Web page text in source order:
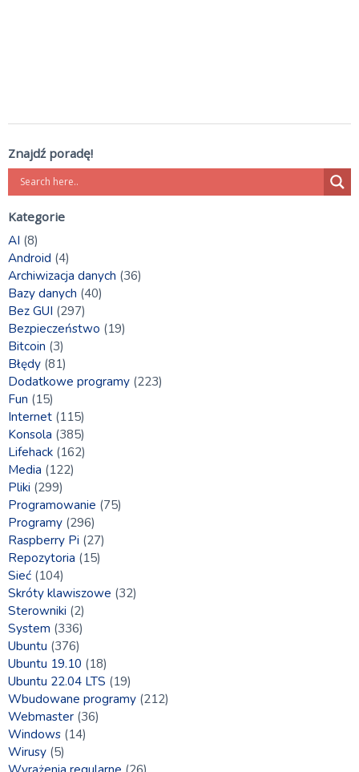
Znajdź poradę!
Kategorie
AI (8)
Android (4)
Archiwizacja danych (36)
Bazy danych (40)
Bez GUI (297)
Bezpieczeństwo (19)
Bitcoin (3)
Błędy (81)
Dodatkowe programy (223)
Fun (15)
Internet (115)
Konsola (385)
Lifehack (162)
Media (122)
Pliki (299)
Programowanie (75)
Programy (296)
Raspberry Pi (27)
Repozytoria (15)
Sieć (104)
Skróty klawiszowe (32)
Sterowniki (2)
System (336)
Ubuntu (376)
Ubuntu 19.10 (18)
Ubuntu 22.04 LTS (19)
Wbudowane programy (212)
Webmaster (36)
Windows (14)
Wirusy (5)